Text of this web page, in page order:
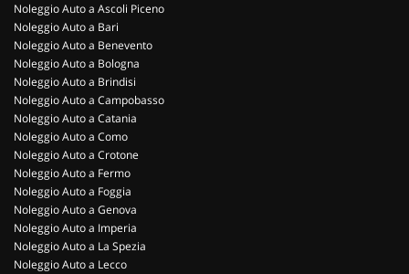
Noleggio Auto a Ascoli Piceno
Noleggio Auto a Bari
Noleggio Auto a Benevento
Noleggio Auto a Bologna
Noleggio Auto a Brindisi
Noleggio Auto a Campobasso
Noleggio Auto a Catania
Noleggio Auto a Como
Noleggio Auto a Crotone
Noleggio Auto a Fermo
Noleggio Auto a Foggia
Noleggio Auto a Genova
Noleggio Auto a Imperia
Noleggio Auto a La Spezia
Noleggio Auto a Lecco